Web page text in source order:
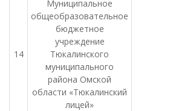
14
Муниципальное
общеобразовательное
бюджетное
учреждение
Тюкалинского
муниципального
района Омской
области «Тюкалинский
лицей»